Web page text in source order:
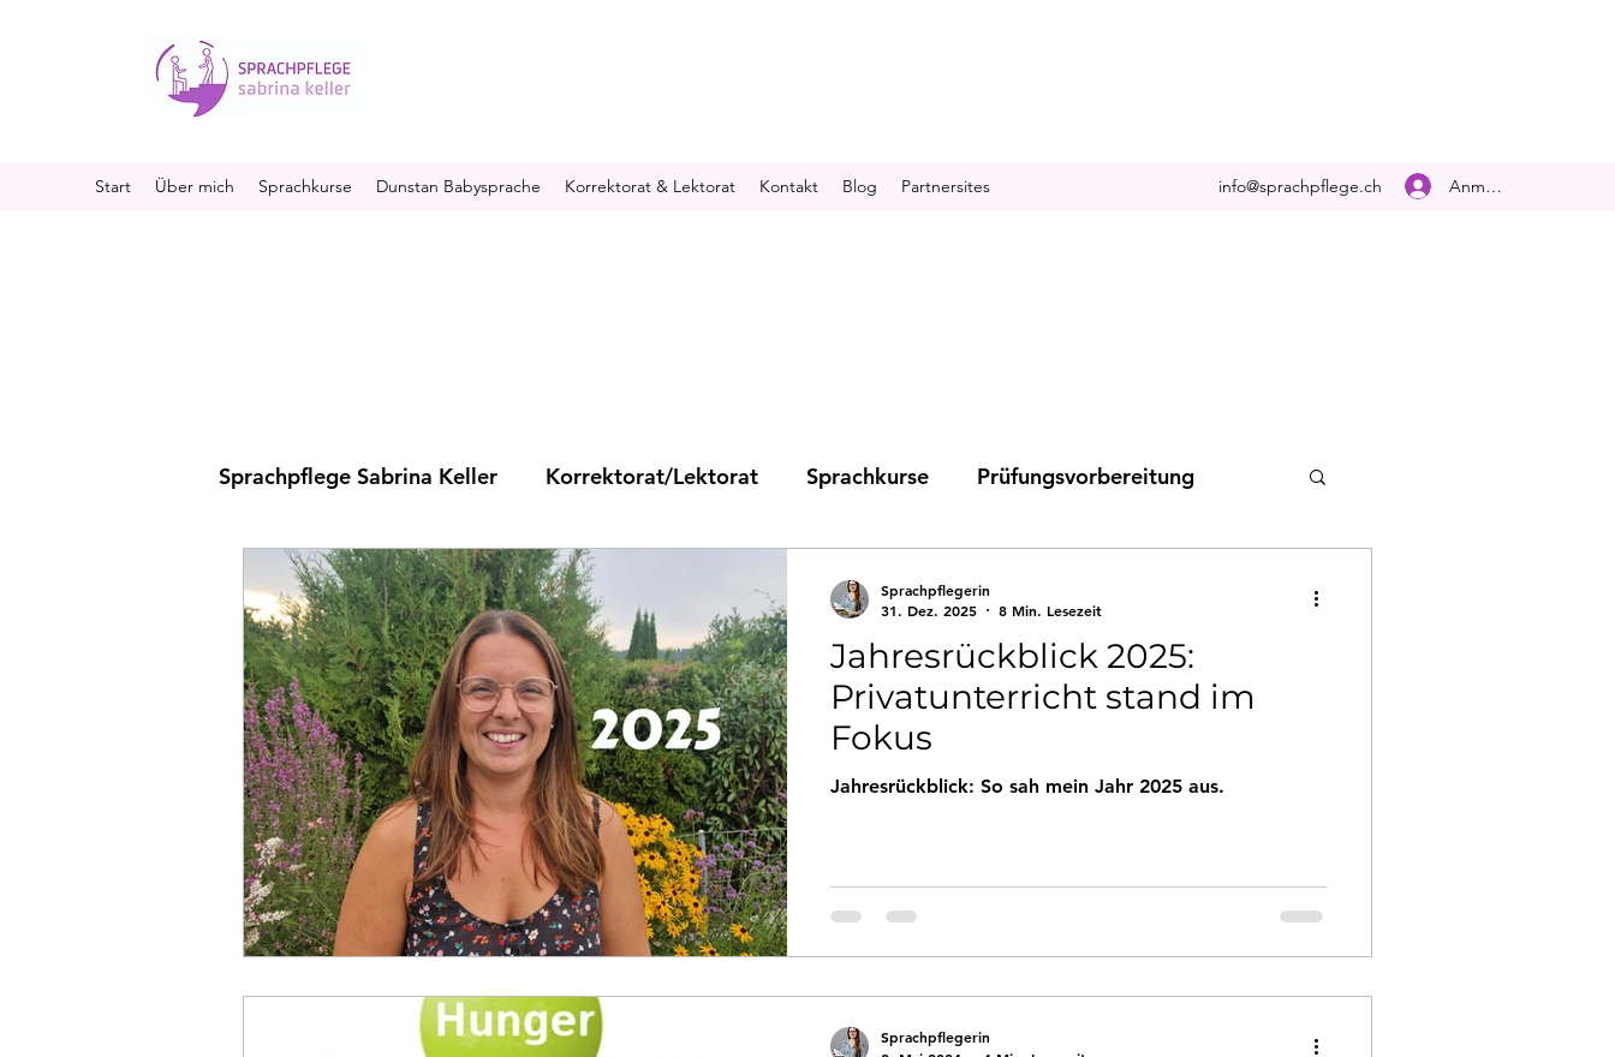
Start Über mich Sprachkurse Dunstan Babysprache Korrektorat & Lektorat Kontakt Blog Partnersites info@sprachpflege.ch Anmelden
Sprachpflege Sabrina Keller Korrektorat/Lektorat Sprachkurse Prüfungsvorbereitung
Dunstan Babysprache Persönliches
Jahresrückblick 2025:
Privatunterricht stand im
Fokus
Jahresrückblick: So sah mein Jahr 2025 aus.
Sprachpflegerin
31. Dez. 2025
8 Min. Lesezeit
Sprachpflegerin